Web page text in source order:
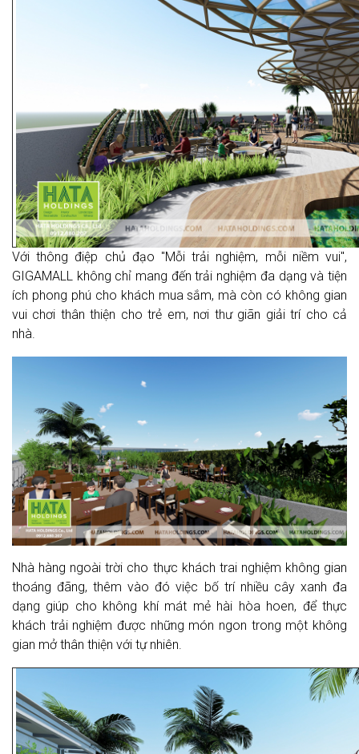
Với thông điệp chủ đạo "Mỗi trải nghiệm, mỗi niềm vui",
GIGAMALL không chỉ mang đến trải nghiệm đa dạng và tiện
ích phong phú cho khách mua sắm, mà còn có không gian
vui chơi thân thiện cho trẻ em, nơi thư giãn giải trí cho cả
nhà.
Nhà hàng ngoài trời cho thực khách trai nghiệm không gian
thoáng đãng, thêm vào đó việc bố trí nhiều cây xanh đa
dạng giúp cho không khí mát mẻ hài hòa hoen, để thực
khách trải nghiệm được những món ngon trong một không
gian mở thân thiện với tự nhiên.